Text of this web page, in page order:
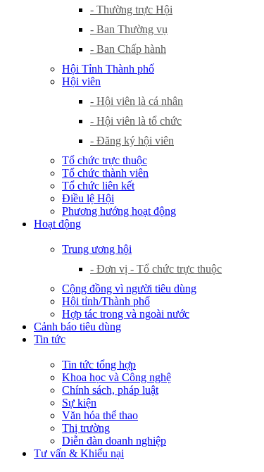
- Thường trực Hội
- Ban Thường vụ
- Ban Chấp hành
Hội Tỉnh Thành phố
Hội viên
- Hội viên là cá nhân
- Hội viên là tổ chức
- Đăng ký hội viên
Tổ chức trực thuộc
Tổ chức thành viên
Tổ chức liên kết
Điều lệ Hội
Phương hướng hoạt động
Hoạt động
Trung ương hội
- Đơn vị - Tổ chức trực thuộc
Cộng đồng vì người tiêu dùng
Hội tỉnh/Thành phố
Hợp tác trong và ngoài nước
Cảnh báo tiêu dùng
Tin tức
Tin tức tổng hợp
Khoa học và Công nghệ
Chính sách, pháp luật
Sự kiện
Văn hóa thể thao
Thị trường
Diễn đàn doanh nghiệp
Tư vấn & Khiếu nại